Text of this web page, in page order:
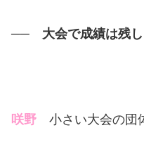
── 大会で成績は残し
咲野 小さい大会の団